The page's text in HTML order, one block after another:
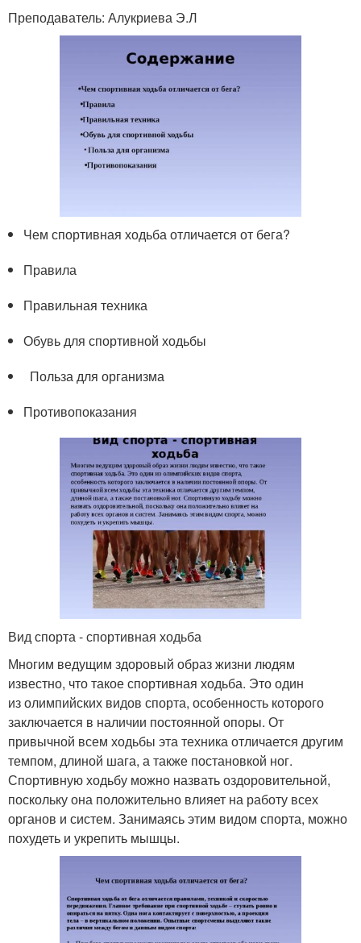
Преподаватель: Алукриева Э.Л
Чем спортивная ходьба отличается от бега?
Правила
Правильная техника
Обувь для спортивной ходьбы
Польза для организма
Противопоказания
Вид спорта - спортивная ходьба
Многим ведущим здоровый образ жизни людям
известно, что такое спортивная ходьба. Это один
из олимпийских видов спорта, особенность которого
заключается в наличии постоянной опоры. От
привычной всем ходьбы эта техника отличается другим
темпом, длиной шага, а также постановкой ног.
Спортивную ходьбу можно назвать оздоровительной,
поскольку она положительно влияет на работу всех
органов и систем. Занимаясь этим видом спорта, можно
похудеть и укрепить мышцы.